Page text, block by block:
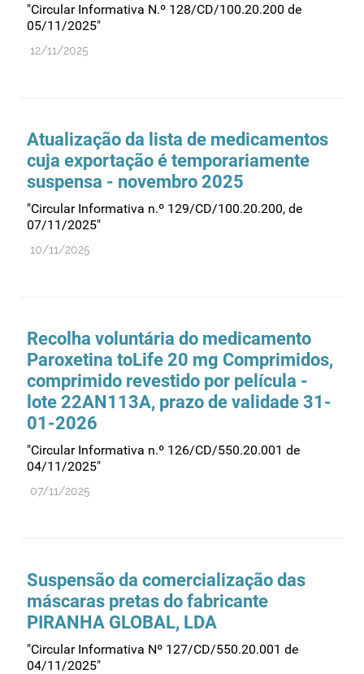
"Circular Informativa N.º 128/CD/100.20.200 de
05/11/2025"
12/11/2025
Atualização da lista de medicamentos
cuja exportação é temporariamente
suspensa - novembro 2025
"Circular Informativa n.º 129/CD/100.20.200, de
07/11/2025"
10/11/2025
Recolha voluntária do medicamento
Paroxetina toLife 20 mg Comprimidos,
comprimido revestido por película -
lote 22AN113A, prazo de validade 31-
01-2026
"Circular Informativa n.º 126/CD/550.20.001 de
04/11/2025"
07/11/2025
Suspensão da comercialização das
máscaras pretas do fabricante
PIRANHA GLOBAL, LDA
"Circular Informativa Nº 127/CD/550.20.001 de
04/11/2025"